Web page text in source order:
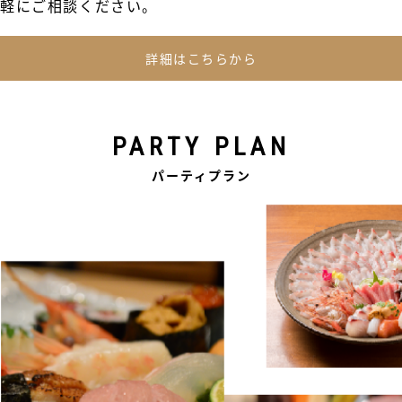
軽にご相談ください。
詳細はこちらから
PARTY PLAN
パーティプラン